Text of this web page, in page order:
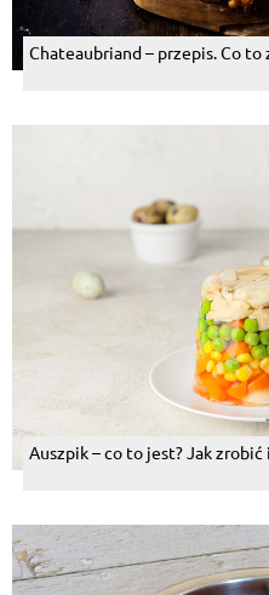
Chateaubriand – przepis. Co to
Auszpik – co to jest? Jak